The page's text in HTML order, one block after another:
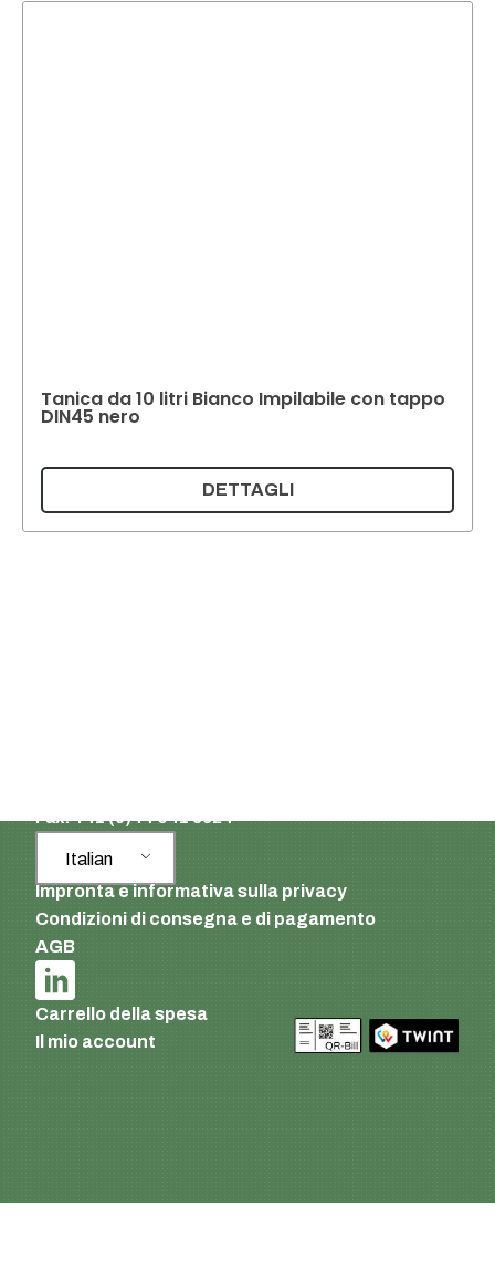
Tanica da 10 litri Bianco Impilabile con tappo
DIN45 nero
DETTAGLI
Fax: +41 (0)44 941 3324
Italian
Impronta e informativa sulla privacy
Condizioni di consegna e di pagamento
AGB
Carrello della spesa
Il mio account